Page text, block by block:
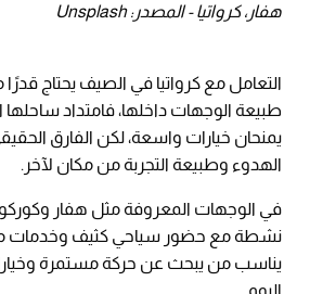
هفار، كرواتيا - المصدر: Unsplash
التعامل مع كرواتيا في الصيف يحتاج
طبيعة الوجهات داخلها، فامتداد ساحلها
يمنحان خيارات واسعة، لكن الفارق
الهدوء وطبيعة التجربة من مكان لآخر.
في الوجهات المعروفة مثل هفار
نشطة مع حضور سياحي كثيف وخدمات
يناسب من يبحث عن حركة مستمرة